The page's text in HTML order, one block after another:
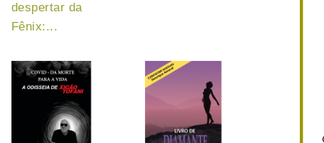
despertar da
Fênix:...